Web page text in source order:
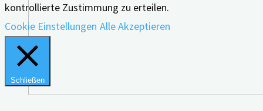
kontrollierte Zustimmung zu erteilen.
Cookie Einstellungen Alle Akzeptieren
Schließen